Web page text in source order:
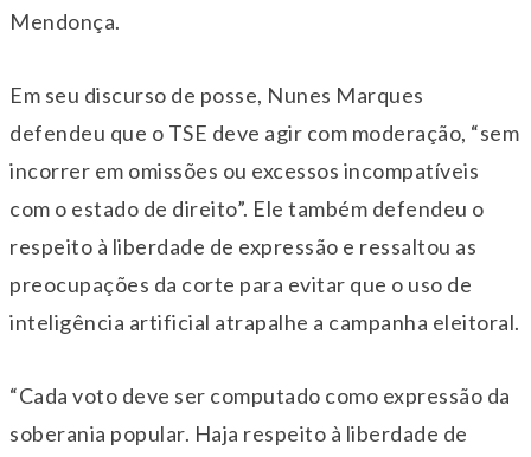
Mendonça.
Em seu discurso de posse, Nunes Marques
defendeu que o TSE deve agir com moderação, “sem
incorrer em omissões ou excessos incompatíveis
com o estado de direito”. Ele também defendeu o
respeito à liberdade de expressão e ressaltou as
preocupações da corte para evitar que o uso de
inteligência artificial atrapalhe a campanha eleitoral.
“Cada voto deve ser computado como expressão da
soberania popular. Haja respeito à liberdade de